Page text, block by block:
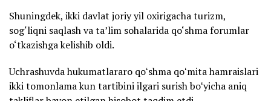
Shuningdek, ikki davlat joriy yil oxirigacha turizm,
sog‘liqni saqlash va ta’lim sohalarida qo‘shma forumlar
o‘tkazishga kelishib oldi.
Uchrashuvda hukumatlararo qoʻshma qoʻmita hamraislari
ikki tomonlama kun tartibini ilgari surish boʻyicha aniq